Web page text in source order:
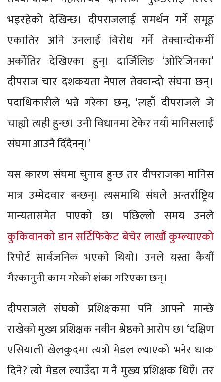
भइरहेको देखिन्छ। दीपराजलाई समर्थन गर्ने समूह
एकातिर अनि उनलाई विरोध गर्ने तेक्वान्दोकर्मी
अर्कोतिर देखिएका हुन्। दार्जिलिङ ‘ओरिजिनका’
दीपराज चार दशकयता नेपाल तेक्वान्दो संघमा छन्।
पदाधिकारीले भन्ने गरेका छन्, ‘त्यहाँ दीपराजले जे
चाह्यो त्यही हुन्छ। उनी विधानमा टेकेर नयाँ मानिसलाई
संघमा आउनै दिँदैनन्।’
यस कारण संघमा चुनाव हुन्छ तर दीपराजका मानिस
मात्र उम्मेदवार बन्छन्। त्यसमाथि संघले अन्तर्राष्ट्रिय
मान्यतासमेत पाएको छ। पछिल्लो समय उनले
कुकिवानको डान सर्टिफिकेट बेचेर लाखौं कुम्ल्याएको
रिपोर्ट सार्वजनिक भएको थियो। उनले यस्ता कैयौं
गैरकानुनी काम गरेको शंका गरिएका छन्।
दीपराजले संघको प्रशिक्षकमा पनि आफ्नो मान्छे
राखेको मुख्य प्रशिक्षक नवीन श्रेष्ठको आरोप छ। ‘दक्षिण
एसियाली खेलकुदमा त्यत्रो मेडल ल्याएको भनेर धाक
दिने? त्यो मेडल ल्याउँदा म नै मुख्य प्रशिक्षक थिएँ। तर